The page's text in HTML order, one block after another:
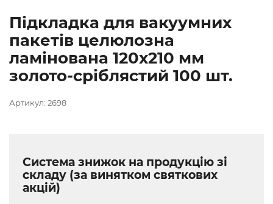
Підкладка для вакуумних
пакетів целюлозна
ламінована 120х210 мм
золото-сріблястий 100 шт.
Артикул: 2698
Система знижок на продукцію зі
складу (за винятком святкових
акцій)